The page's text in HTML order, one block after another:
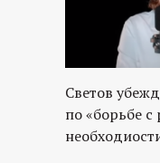
Светов
по «борьбе